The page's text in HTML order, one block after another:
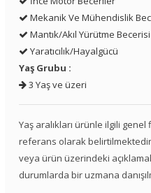
Mekanik Ve Mühendislik
Mantık/Akıl Yürütme Becerisi
Yaratıcılık/Hayalgücü
Yaş Grubu :
3 Yaş ve üzeri
Yaş aralıkları ürünle ilgili
referans olarak
veya ürün üzerindeki
durumlarda bir uzmana